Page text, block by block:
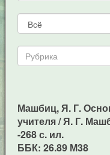
Машбиц, Я. Г.
учителя / Я. Г.
-268 с. ил.
ББК: 26.89 М38